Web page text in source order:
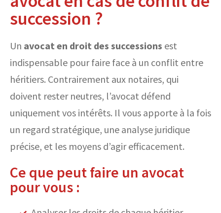
succession ?
Un avocat en droit des successions est
indispensable pour faire face à un conflit entre
héritiers. Contrairement aux notaires, qui
doivent rester neutres, l’avocat défend
uniquement vos intérêts. Il vous apporte à la fois
un regard stratégique, une analyse juridique
précise, et les moyens d’agir efficacement.
Ce que peut faire un avocat
pour vous :